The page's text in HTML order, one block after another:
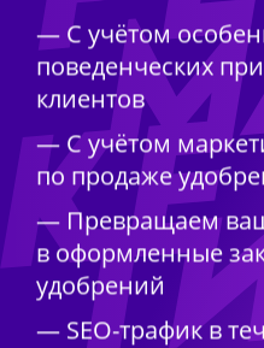
— С учётом
поведенческих
клиентов
— С учётом
по продаже
— Превращаем
в оформленные
удобрений
— SEO-трафик в